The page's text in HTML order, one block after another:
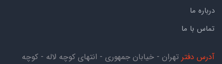
درباره ما
تماس با ما
آدرس دفتر تهران - خیابان جمهوری - انتهای کوچه لاله - کوچه